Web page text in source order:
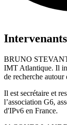
Intervenants
BRUNO
IMT Atlantique. Il
de recherche autour
Il est secrétaire et
l’association G6,
d'IPv6 en France.